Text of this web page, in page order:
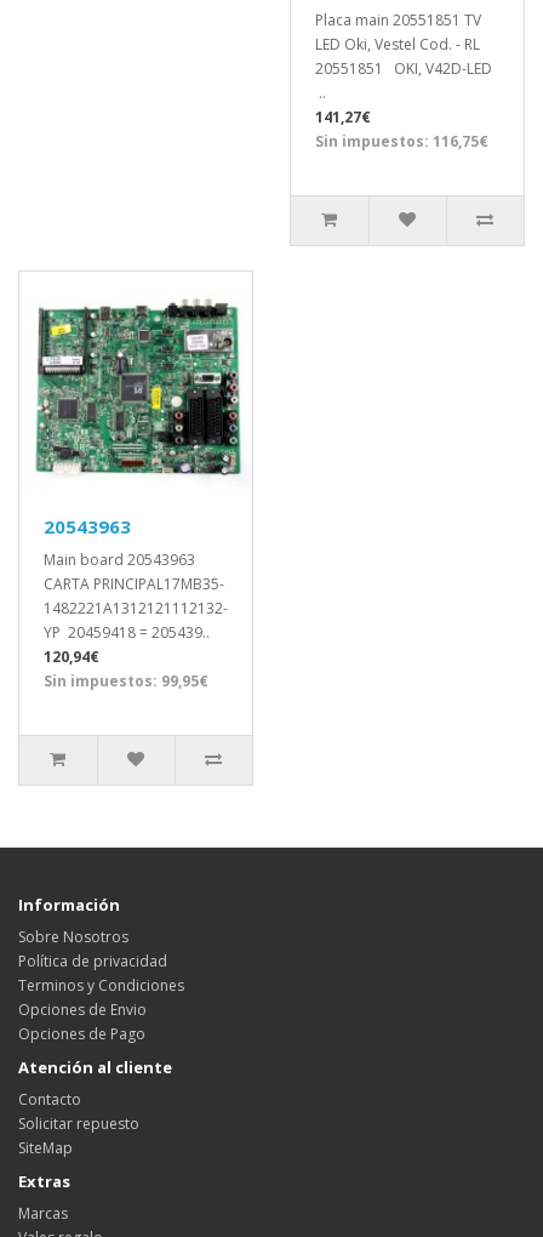
Placa main 20551851 TV
LED Oki, Vestel Cod. - RL
20551851 OKI, V42D-LED
..
141,27€
Sin impuestos: 116,75€
20543963
Main board 20543963
CARTA PRINCIPAL17MB35-
1482221A1312121112132-
YP 20459418 = 205439..
120,94€
Sin impuestos: 99,95€
Información
Sobre Nosotros
Política de privacidad
Terminos y Condiciones
Opciones de Envio
Opciones de Pago
Atención al cliente
Contacto
Solicitar repuesto
SiteMap
Extras
Marcas